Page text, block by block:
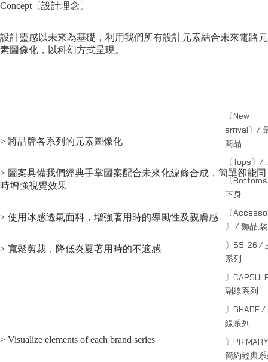
〔New
arrival〕/
商品
〔Tops〕/
〔
下身
〔
〕 / 飾品;袋
〕SS-26 /
系列
〕
副線系列
〕SHADE /
線系列
〕
簡約經典
Concept〔設計理念〕
設計靈感以未來為基礎，利用我們所有設計元素結合未來電路元
素圖像化，以科幻方式呈現。
> 將品牌各系列的元素圖像化
> 圖案具備我們經典手掌圖案配合未來化線條合成，簡單卻能同
時增強視覺效果
> 使用冰感透氣面料，增強著用時的導風性及親膚感
> 寬鬆剪裁，降低炎夏著用時的不適感
> Visualize elements of each brand series